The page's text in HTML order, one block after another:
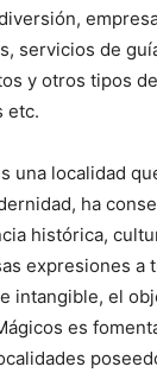
servicios de
y otros tipos
etc.
una localidad
ha
histórica,
expresiones a
intangible, el
es